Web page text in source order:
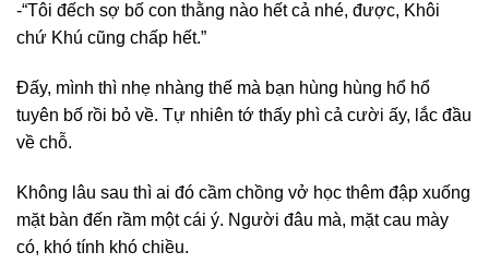
-“Tôi đếch sợ bố con thằng nào hết cả nhé, được, Khôi
chứ Khú cũng chấp hết.”
Đấy, mình thì nhẹ nhàng thế mà bạn hùng hùng hổ hổ
tuyên bố rồi bỏ về. Tự nhiên tớ thấy phì cả cười ấy, lắc đầu
về chỗ.
Không lâu sau thì ai đó cầm chồng vở học thêm đập xuống
mặt bàn đến rầm một cái ý. Người đâu mà, mặt cau mày
có, khó tính khó chiều.